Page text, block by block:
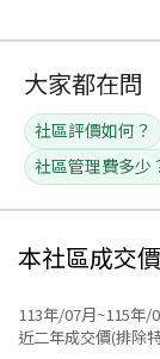
大家都在問
社區評價如何？
社區管理費多少
本社區成交
113年/07月~115年/
近二年成交價(排除